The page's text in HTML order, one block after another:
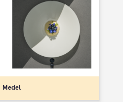
Medel